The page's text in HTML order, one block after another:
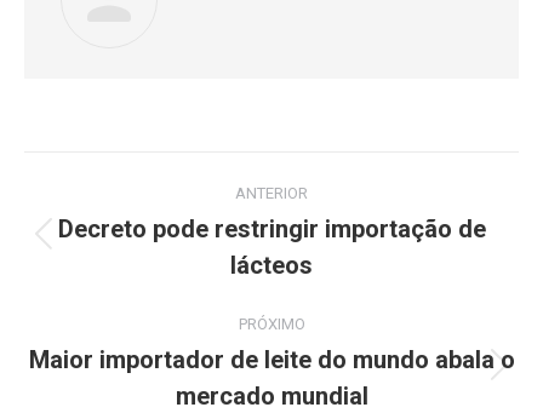
ANTERIOR
Decreto pode restringir importação de
lácteos
PRÓXIMO
Maior importador de leite do mundo abala o
mercado mundial